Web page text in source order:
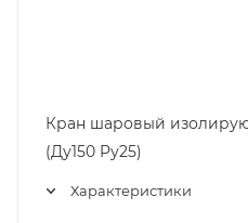
Кран шаровый
(Ду150 Pу25)
Характеристики